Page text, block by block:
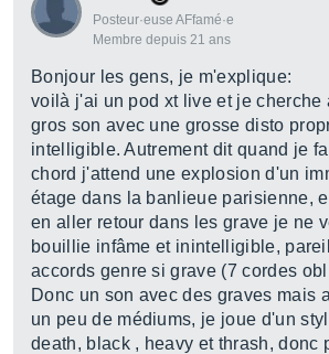
Posteur·euse AFfamé·e
Membre depuis 21 ans
Bonjour les gens, je m'explique:
voilà j'ai un pod xt live et je cherche
gros son avec une grosse disto
intelligible. Autrement dit quand je
chord j'attend une explosion d'un
étage dans la banlieue parisienne,
en aller retour dans les grave je ne
bouillie infâme et inintelligible,
accords genre si grave (7 cordes
Donc un son avec des graves mais
un peu de médiums, je joue d'un
death, black , heavy et thrash, donc